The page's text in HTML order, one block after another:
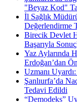
"Beyaz Kod"
İl Sağlık
Değerlendirme
Birecik Devlet
Başarıyla
Yaz Aylarında
Erdoğan’dan
Uzmanı
Şanlıurfa’da
Tedavi Edildi
“Demodeks”